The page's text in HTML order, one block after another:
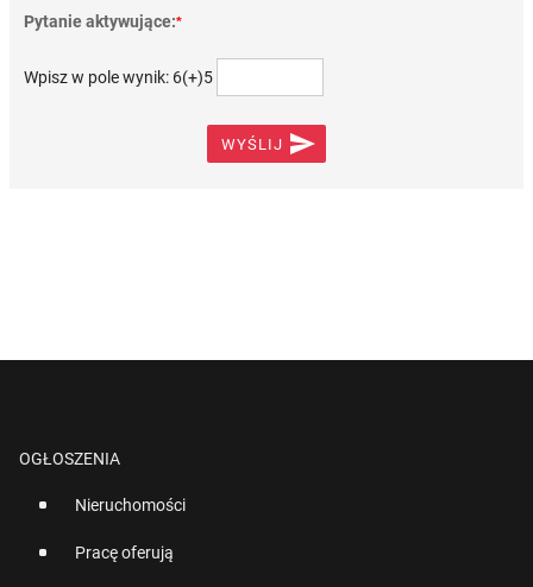
Pytanie aktywujące:*
Wpisz w pole wynik: 6(+)5
WYŚLIJ 
OGŁOSZENIA
Nieruchomości
Pracę oferują